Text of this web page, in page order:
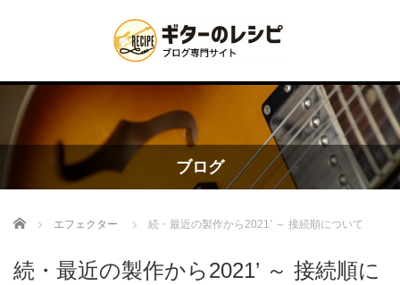
ブログ
Home エフェクター 続・最近の製作から2021’ ～ 接続順について
続・最近の製作から2021’ ～ 接続順に